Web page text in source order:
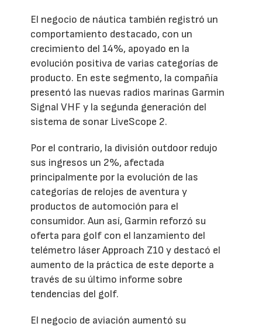
El negocio de náutica también registró un
comportamiento destacado, con un
crecimiento del 14%, apoyado en la
evolución positiva de varias categorías de
producto. En este segmento, la compañía
presentó las nuevas radios marinas Garmin
Signal VHF y la segunda generación del
sistema de sonar LiveScope 2.
Por el contrario, la división outdoor redujo
sus ingresos un 2%, afectada
principalmente por la evolución de las
categorías de relojes de aventura y
productos de automoción para el
consumidor. Aun así, Garmin reforzó su
oferta para golf con el lanzamiento del
telémetro láser Approach Z10 y destacó el
aumento de la práctica de este deporte a
través de su último informe sobre
tendencias del golf.
El negocio de aviación aumentó su